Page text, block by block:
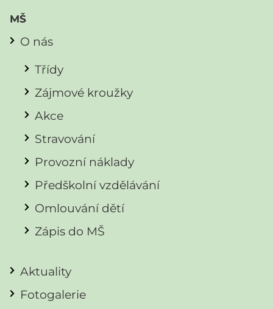
MŠ
O nás
Třídy
Zájmové kroužky
Akce
Stravování
Provozní náklady
Předškolní vzdělávání
Omlouvání dětí
Zápis do MŠ
Aktuality
Fotogalerie